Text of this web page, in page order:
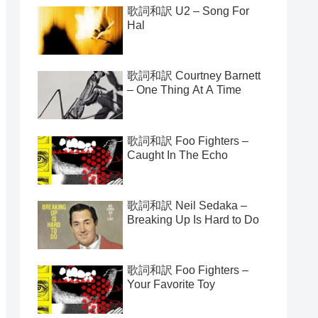
歌詞和訳 U2 – Song For
Hal
歌詞和訳 Courtney Barnett
– One Thing At A Time
歌詞和訳 Foo Fighters –
Caught In The Echo
歌詞和訳 Neil Sedaka –
Breaking Up Is Hard to Do
歌詞和訳 Foo Fighters –
Your Favorite Toy